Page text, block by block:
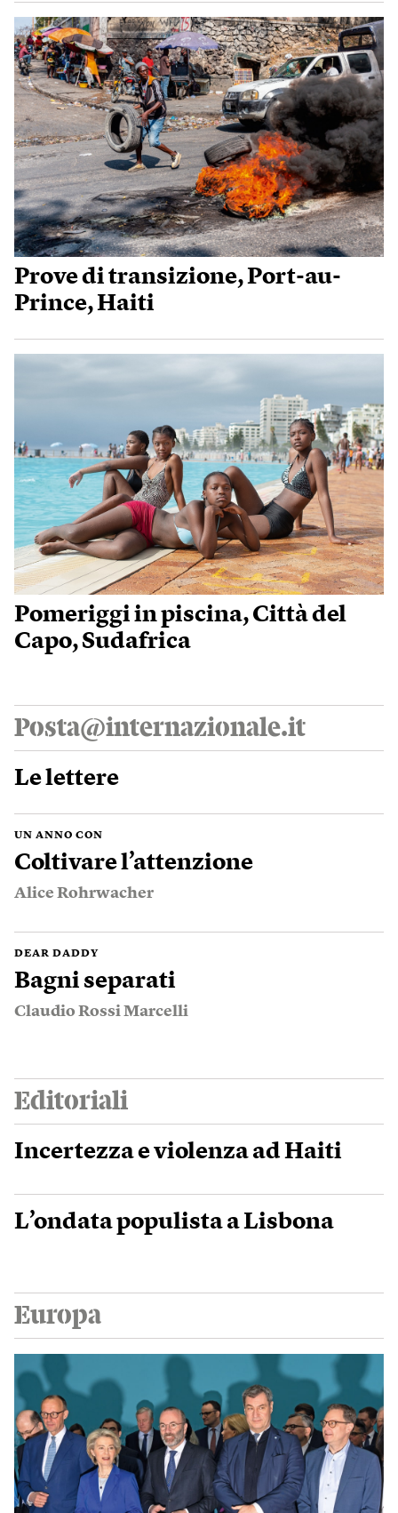
Prove di transizione, Port-au-
Prince, Haiti
Pomeriggi in piscina, Città del
Capo, Sudafrica
Posta@internazionale.it
Le lettere
UN ANNO CON
Coltivare l’attenzione
Alice Rohrwacher
DEAR DADDY
Bagni separati
Claudio Rossi Marcelli
Editoriali
Incertezza e violenza ad Haiti
L’ondata populista a Lisbona
Europa